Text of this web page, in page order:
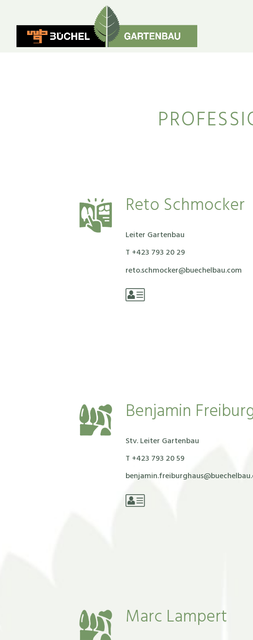
Reto Schmocker
Leiter Gartenbau
T +423 793 20 29
reto.schmocker@buechelbau.com
Benjamin
Stv. Leiter Gartenbau
T +‭423 793 20 59‬
Marc Lampert